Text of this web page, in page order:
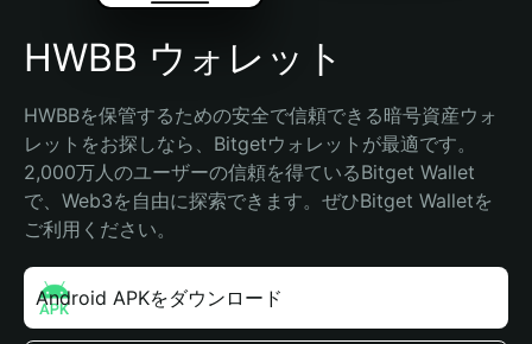
HWBB ウォレット
HWBBを保管するための安全で信頼できる暗号資産ウォ
レットをお探しなら、Bitgetウォレットが最適です。
2,000万人のユーザーの信頼を得ているBitget Wallet
で、Web3を自由に探索できます。ぜひBitget Walletを
ご利用ください。
Android APKをダウンロード